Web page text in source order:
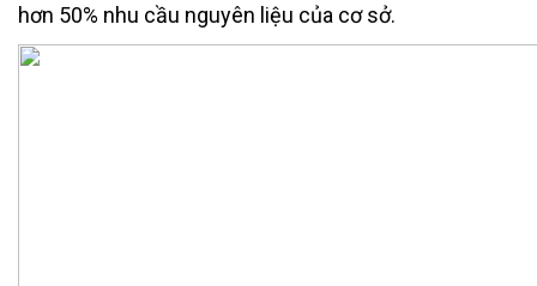
hơn 50% nhu cầu nguyên liệu của cơ sở.